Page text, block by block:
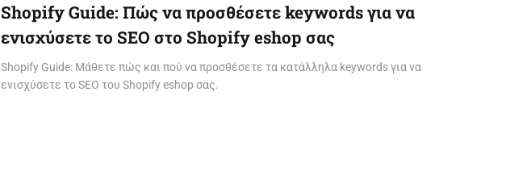
Shopify Guide: Πώς να προσθέσετε keywords για να
ενισχύσετε το SEO στο Shopify eshop σας
Shopify Guide: Μάθετε πώς και πού να προσθέσετε τα κατάλληλα keywords για να
ενισχύσετε το SEO του Shopify eshop σας.